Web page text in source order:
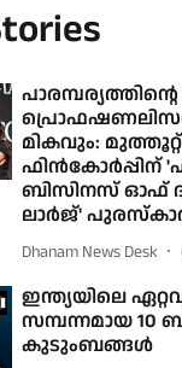
മികവും: മുത്തൂറ്റ്
ഫിൻകോർപ്പിന്
ബിസിനസ് ഓഫ്
ലാർജ്'
Dhanam News Desk
ഇന്ത്യയിലെ
സമ്പന്നമായ 10
കുടുംബങ്ങൾ